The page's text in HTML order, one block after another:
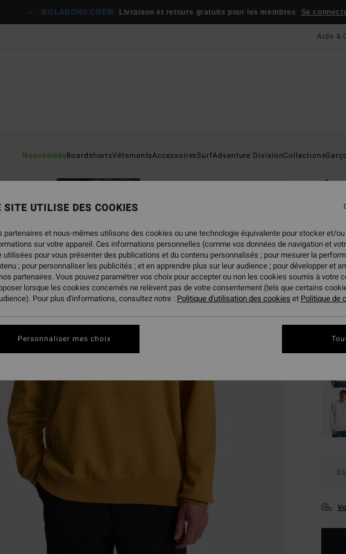
BILLABONG CREW Livraison et retours gratuits pour les membres Se
Aide &
NouveautésBoardshortsVêtementsAccessoiresSurfAdventure DivisionCollections
ECO-
65,95
BONS
XS
SITE UTILISE DES COOKIES
partenaires et nous-mêmes utilisons des cookies ou une technologie équivalente pour stocker et/
sur votre appareil. Ces informations personnelles (comme vos données de navigation et
utilisées pour vous présenter des publications et du contenu personnalisés ; pour mesurer la
; pour personnaliser les publicités ; et en apprendre plus sur leur audience ; pour développer et
partenaires. Vous pouvez paramétrer vos choix pour accepter ou non les cookies soumis à votre
lorsque les cookies concernés ne relèvent pas de votre consentement (tels que certains
Pour plus d'informations, consultez notre : Politique d'utilisation des cookies et Politique de
Personnaliser mes choix